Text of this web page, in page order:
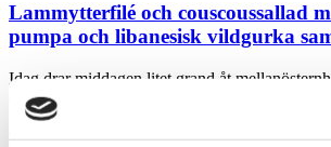
Lammytterfilé och couscoussallad
pumpa och libanesisk vildgurka
Idag drar middagen litet grand åt
och det är något vi gillar mycket.…